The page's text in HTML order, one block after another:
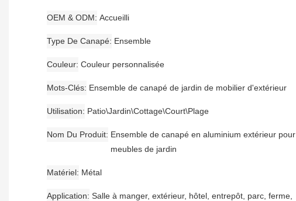
OEM & ODM Accueilli
Type De Canapé Ensemble
Couleur Couleur personnalisée
Mots-Clés Ensemble de canapé de jardin de mobilier d'extérieur
Utilisation Patio\Jardin\Cottage\Court\Plage
Nom Du Produit Ensemble de canapé en aluminium extérieur pour
meubles de jardin
Matériel Métal
Application Salle à manger, extérieur, hôtel, entrepôt, parc, ferme,